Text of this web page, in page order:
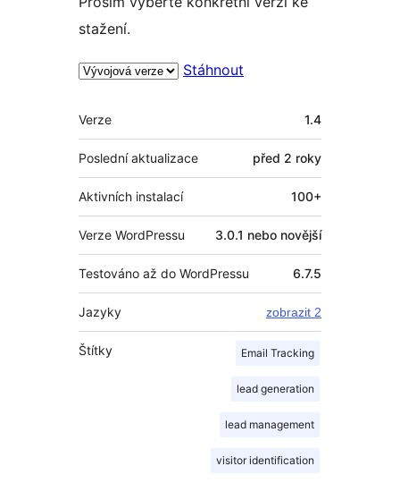
stažení.
Stáhnout
Meta
Verze 1.4
Poslední aktualizace před 2 roky
Aktivních instalací 100+
Verze WordPressu 3.0.1 nebo novější
Testováno až do WordPressu 6.7.5
Jazyky zobrazit 2
Štítky Email Tracking
lead generation
lead management
visitor identification